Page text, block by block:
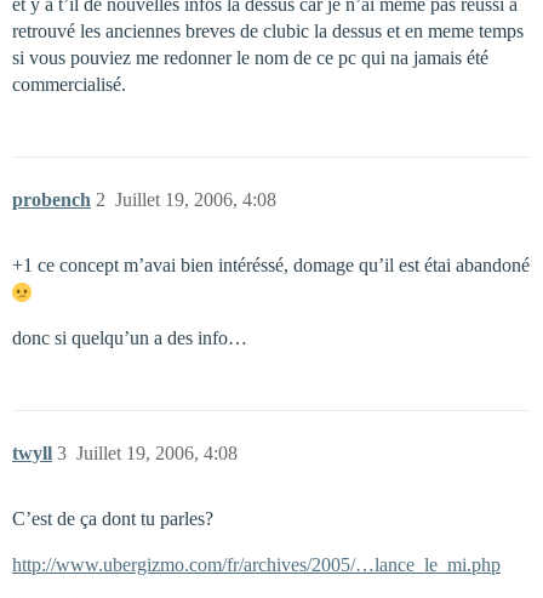
et y a t’il de nouvelles infos la dessus car je n’ai meme pas reussi a
retrouvé les anciennes breves de clubic la dessus et en meme temps
si vous pouviez me redonner le nom de ce pc qui na jamais été
commercialisé.
probench Juillet 19, 2006, 4:08
2
+1 ce concept m’avai bien intéréssé, domage qu’il est étai abandoné
donc si quelqu’un a des info…
twyll Juillet 19, 2006, 4:08
3
C’est de ça dont tu parles?
http://www.ubergizmo.com/fr/archives/2005/…lance_le_mi.php